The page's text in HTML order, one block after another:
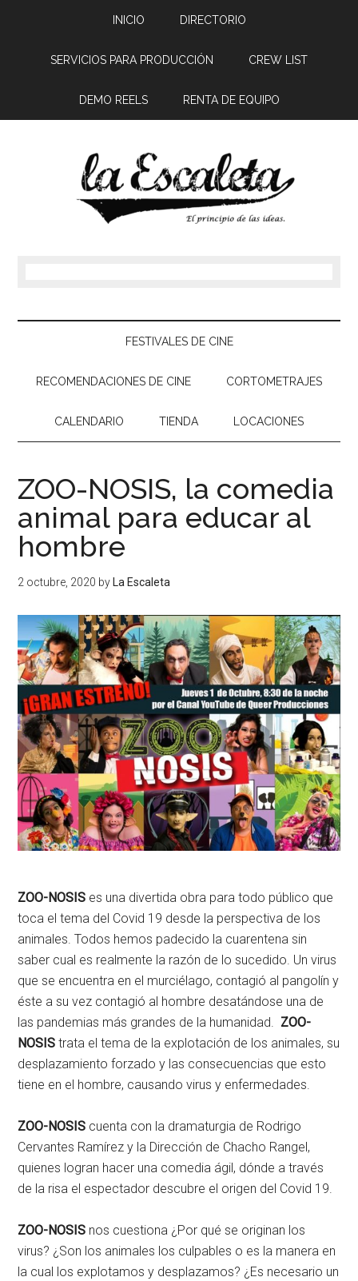
INICIO DIRECTORIO
SERVICIOS PARA PRODUCCIÓN CREW LIST
DEMO REELS RENTA DE EQUIPO
FESTIVALES DE CINE
RECOMENDACIONES DE CINE CORTOMETRAJES
CALENDARIO TIENDA LOCACIONES
ZOO-NOSIS, la comedia
animal para educar al
hombre
2 octubre, 2020 by La Escaleta
ZOO-NOSIS es una divertida obra para todo público que
toca el tema del Covid 19 desde la perspectiva de los
animales. Todos hemos padecido la cuarentena sin
saber cual es realmente la razón de lo sucedido. Un virus
que se encuentra en el murciélago, contagió al pangolín y
éste a su vez contagió al hombre desatándose una de
las pandemias más grandes de la humanidad. ZOO-
NOSIS trata el tema de la explotación de los animales, su
desplazamiento forzado y las consecuencias que esto
tiene en el hombre, causando virus y enfermedades.
ZOO-NOSIS cuenta con la dramaturgia de Rodrigo
Cervantes Ramírez y la Dirección de Chacho Rangel,
quienes logran hacer una comedia ágil, dónde a través
de la risa el espectador descubre el origen del Covid 19.
ZOO-NOSIS nos cuestiona ¿Por qué se originan los
virus? ¿Son los animales los culpables o es la manera en
la cual los explotamos y desplazamos? ¿Es necesario un